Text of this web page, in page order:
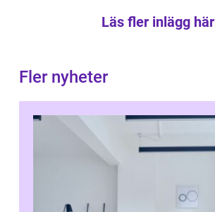
Läs fler inlägg här
Fler nyheter